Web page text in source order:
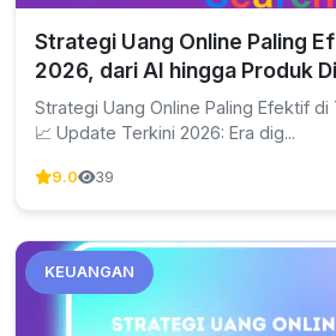
Strategi Uang Online Paling
2026, dari AI hingga Produk
Strategi Uang Online Paling Efektif di
📈 Update Terkini 2026: Era dig...
9.0 39
KEUANGAN